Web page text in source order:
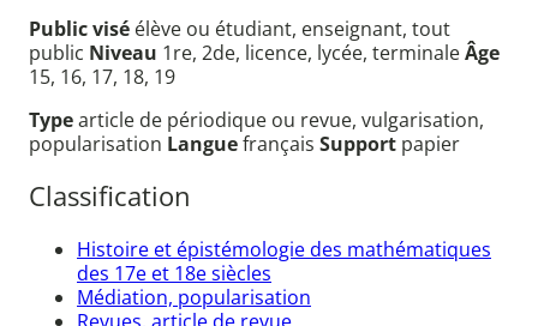
Public visé élève ou étudiant, enseignant, tout
public Niveau 1re, 2de, licence, lycée, terminaleÂge
15, 16, 17, 18, 19
Typearticle de périodique ou revue, vulgarisation,
popularisation Languefrançais Support papier
Classification
Histoire et épistémologie des mathématiques
des 17e et 18e siècles
Médiation, popularisation